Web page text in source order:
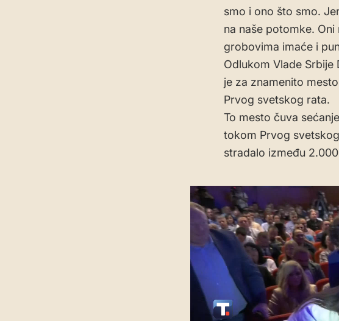
smo i ono što smo.
na naše potomke.
grobovima imaće i
Odlukom Vlade
je za znamenito
Prvog svetskog rata.
To mesto čuva
tokom Prvog
stradalo između